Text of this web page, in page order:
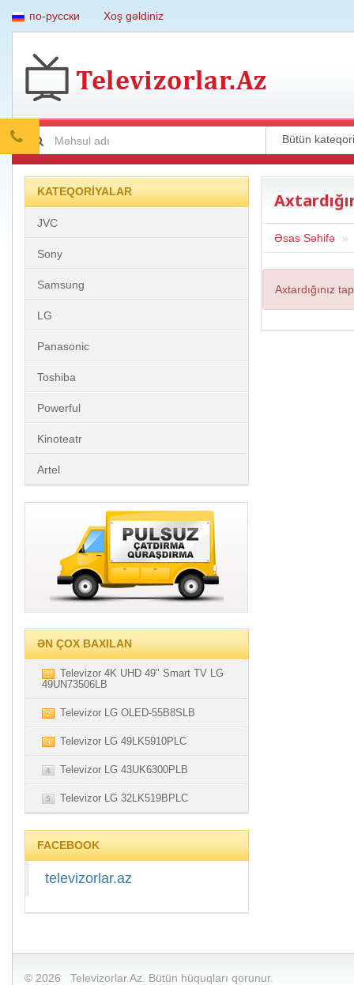
по-русски Xoş gəldiniz
KATEQORİYALAR
JVC
Sony
Samsung
LG
Panasonic
Toshiba
Powerful
Kinoteatr
Artel
ƏN ÇOX BAXILAN
1
Televizor 4K UHD 49" Smart TV LG
49UN73506LB
2 Televizor LG OLED-55B8SLB
3 Televizor LG 49LK5910PLC
4 Televizor LG 43UK6300PLB
5 Televizor LG 32LK519BPLC
FACEBOOK
televizorlar.az
Əsas Səhifə
Axtardığınız
© 2026 Televizorlar.Az. Bütün hüquqları qorunur.